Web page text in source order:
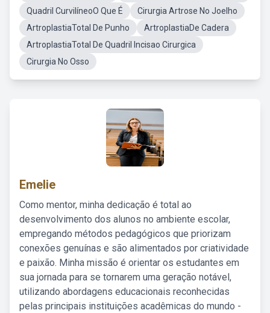
Quadril CurvilíneoO Que É
Cirurgia Artrose No Joelho
ArtroplastiaTotal De Punho
ArtroplastiaDe Cadera
ArtroplastiaTotal De Quadril Incisao Cirurgica
Cirurgia No Osso
Emelie
Como mentor, minha dedicação é total ao
desenvolvimento dos alunos no ambiente escolar,
empregando métodos pedagógicos que priorizam
conexões genuínas e são alimentados por criatividade
e paixão. Minha missão é orientar os estudantes em
sua jornada para se tornarem uma geração notável,
utilizando abordagens educacionais reconhecidas
pelas principais instituições acadêmicas do mundo -